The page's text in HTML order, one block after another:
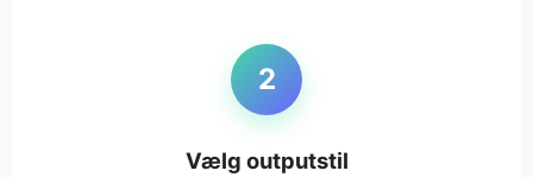
2
Vælg outputstil